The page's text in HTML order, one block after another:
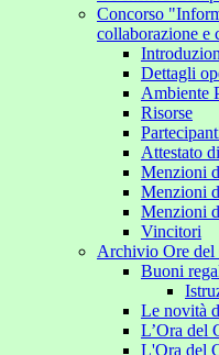
Concorso
collaborazione e
Dettagli
Ambiente
Risorse
Attestato
Menzioni
Menzioni
Menzioni
Vincitori
Archivio Ore del
Buoni
Le novità
L’Ora del
L'Ora del